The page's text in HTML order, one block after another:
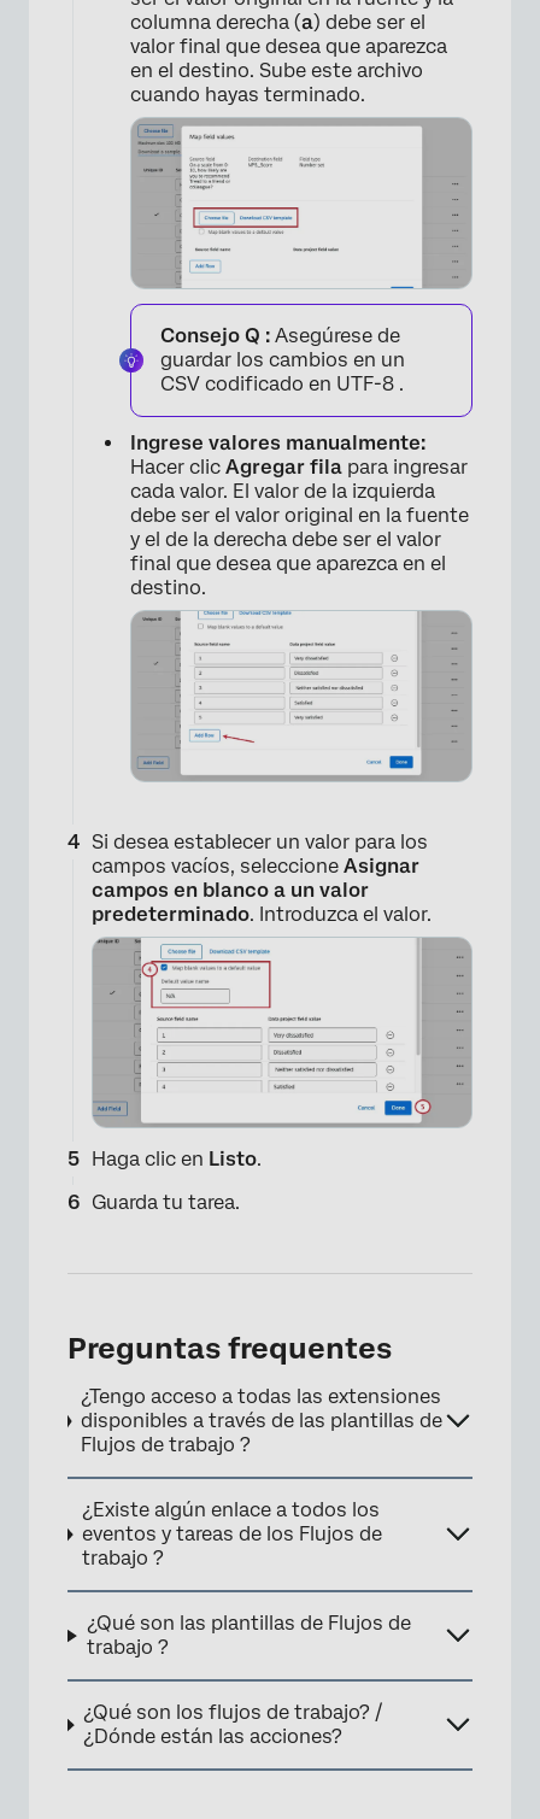
×
columna derecha (a) debe ser el
valor final que desea que aparezca
en el destino. Sube este archivo
cuando hayas terminado.
×
Consejo Q : Asegúrese de
guardar los cambios en un
CSV codificado en UTF-8 .
Ingrese valores manualmente:
Hacer clic Agregar fila para ingresar
cada valor. El valor de la izquierda
debe ser el valor original en la fuente
y el de la derecha debe ser el valor
final que desea que aparezca en el
destino.
Si desea establecer un valor para los
campos vacíos, seleccione Asignar
campos en blanco a un valor
predeterminado. Introduzca el valor.
Haga clic en Listo.
Guarda tu tarea.
Preguntas frequentes
¿Tengo acceso a todas las extensiones
disponibles a través de las plantillas de
Flujos de trabajo ?
¿Existe algún enlace a todos los
eventos y tareas de los Flujos de
trabajo ?
¿Qué son las plantillas de Flujos de
trabajo ?
¿Qué son los flujos de trabajo? /
¿Dónde están las acciones?